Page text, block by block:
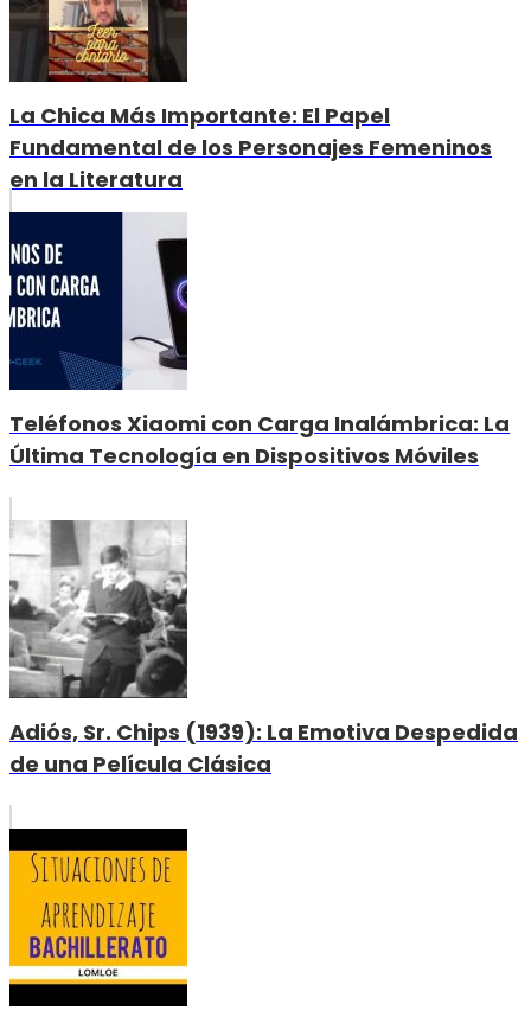
La Chica Más Importante: El Papel
Fundamental de los Personajes Femeninos
en la Literatura
Teléfonos Xiaomi con Carga Inalámbrica: La
Última Tecnología en Dispositivos Móviles
Adiós, Sr. Chips (1939): La Emotiva Despedida
de una Película Clásica